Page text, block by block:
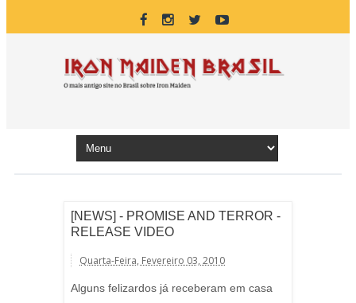
[NEWS] - PROMISE AND TERROR -
RELEASE VIDEO
Quarta-Feira, Fevereiro 03, 2010
Alguns felizardos já receberam em casa